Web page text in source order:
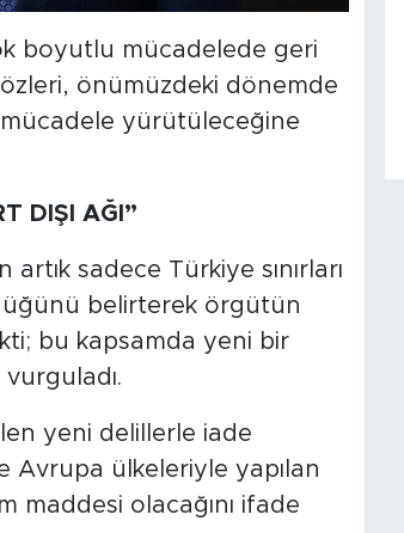
boyutlu mücadelede geri
önümüzdeki dönemde
mücadele yürütüleceğine
DIŞI AĞI”
sadece Türkiye sınırları
belirterek örgütün
bu kapsamda yeni bir
vurguladı.
yeni delillerle iade
Avrupa ülkeleriyle yapılan
olacağını ifade